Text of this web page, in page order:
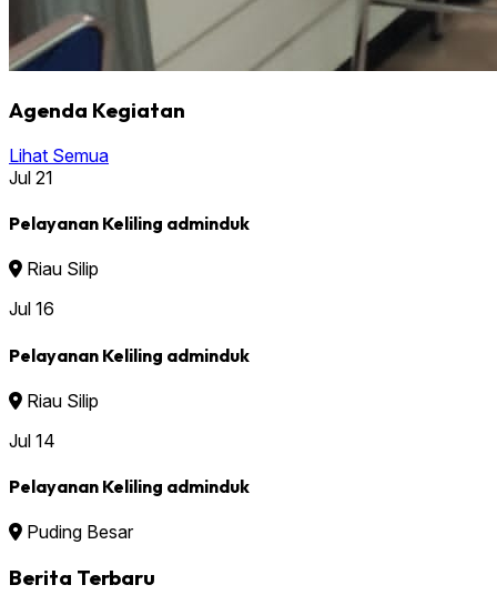
Agenda Kegiatan
Lihat Semua
Jul 21
Pelayanan Keliling adminduk
Riau Silip
Jul 16
Pelayanan Keliling adminduk
Riau Silip
Jul 14
Pelayanan Keliling adminduk
Puding Besar
Berita Terbaru